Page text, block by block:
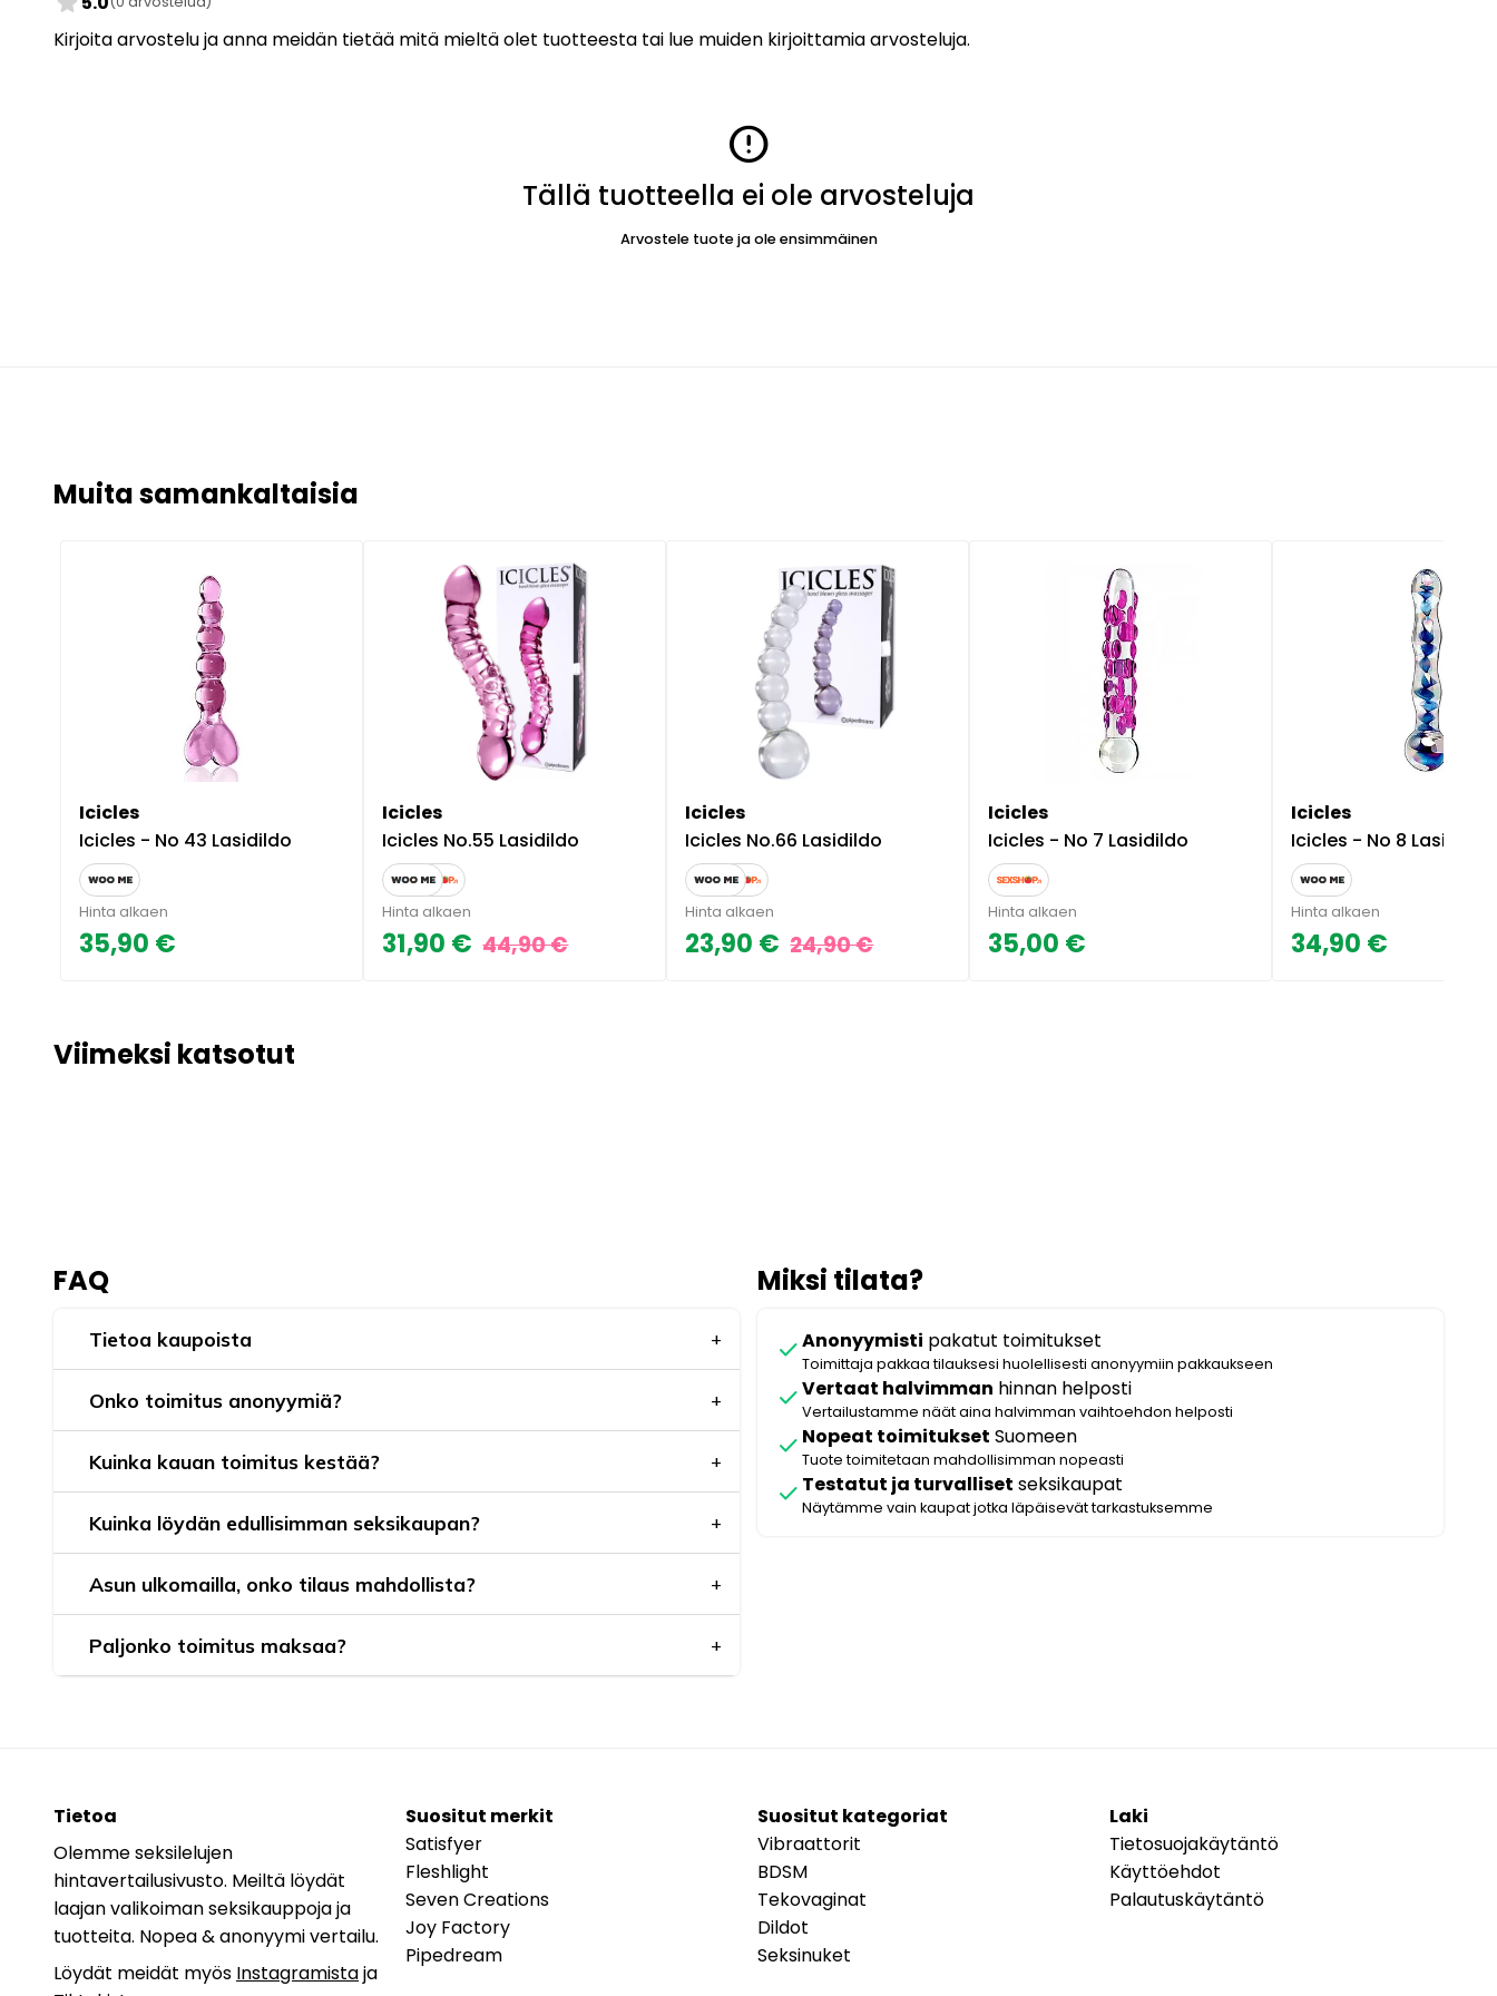
Kirjoita arvostelu ja anna meidän tietää mitä mieltä olet tuotteesta tai lue muiden kirjoittamia arvosteluja.
error
Tällä tuotteella ei ole arvosteluja
Arvostele tuote ja ole ensimmäinen
Muita samankaltaisia
Icicles
Icicles - No 43 Lasidildo
Hinta alkaen
35,90 €
Icicles
Icicles No.55 Lasidildo
Hinta alkaen
31,90 € 44,90 €
Icicles
Icicles No.66 Lasidildo
Hinta alkaen
23,90 € 24,90 €
Icicles
Icicles - No 7 Lasidildo
Hinta alkaen
35,00 €
Icicles
Icicles - No 8 Lasidildo
Hinta alkaen
34,90 €
Viimeksi katsotut
FAQ
Tietoa kaupoista
Onko toimitus anonyymiä?
Kuinka kauan toimitus kestää?
Kuinka löydän edullisimman seksikaupan?
Asun ulkomailla, onko tilaus mahdollista?
Paljonko toimitus maksaa?
Miksi tilata?
checkAnonyymisti pakatut toimitukset
Toimittaja pakkaa tilauksesi huolellisesti anonyymiin pakkaukseen
checkVertaat halvimman hinnan helposti
Vertailustamme näät aina halvimman vaihtoehdon helposti
check Nopeat toimitukset Suomeen
Tuote toimitetaan mahdollisimman nopeasti
check Testatut ja turvalliset seksikaupat
Näytämme vain kaupat jotka läpäisevät tarkastuksemme
Tietoa
Olemme seksilelujen
hintavertailusivusto. Meiltä löydät
laajan valikoiman seksikauppoja ja
tuotteita. Nopea & anonyymi vertailu.
Löydät meidät myös Instagramistaja
Suositut merkit
Satisfyer
Fleshlight
Seven Creations
Joy Factory
Pipedream
Suositut kategoriat
Vibraattorit
BDSM
Tekovaginat
Dildot
Seksinuket
Laki
Tietosuojakäytäntö
Käyttöehdot
Palautuskäytäntö